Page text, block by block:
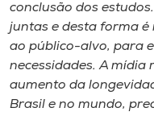
conclusão dos
juntas e desta forma é
ao público-alvo, para
necessidades. A mídia
aumento da
Brasil e no mundo,